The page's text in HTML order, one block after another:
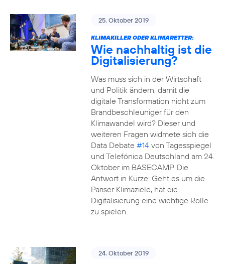
25. Oktober 2019
KLIMAKILLER ODER KLIMARETTER:
Wie nachhaltig ist die
Digitalisierung?
Was muss sich in der Wirtschaft
und Politik ändern, damit die
digitale Transformation nicht zum
Brandbeschleuniger für den
Klimawandel wird? Dieser und
weiteren Fragen widmete sich die
Data Debate #14von Tagesspiegel
und Telefónica Deutschland am 24.
Oktober im BASECAMP. Die
Antwort in Kürze: Geht es um die
Pariser Klimaziele, hat die
Digitalisierung eine wichtige Rolle
zu spielen.
24. Oktober 2019